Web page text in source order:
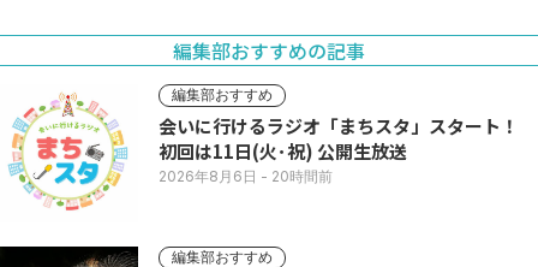
編集部おすすめの記事
編集部おすすめ
会いに行けるラジオ「まちスタ」スタート！
初回は11日(火･祝) 公開生放送
2026年8月6日 - 20時間前
編集部おすすめ